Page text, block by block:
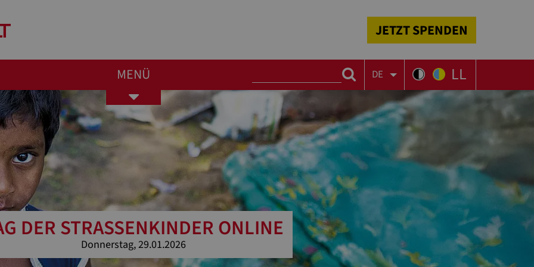
JETZT SPENDEN
MENÜ DE LL
Toggle
navigation
DER STRASSENKINDER ONLINE
Donnerstag, 29.01.2026